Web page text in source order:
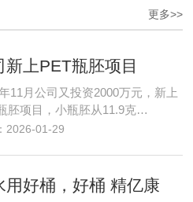
更多>>
新上PET瓶胚项目
11月公司又投资2000万元，新上
胚项目，小瓶胚从11.9克…
2026-01-29
用好桶，好桶 精亿康